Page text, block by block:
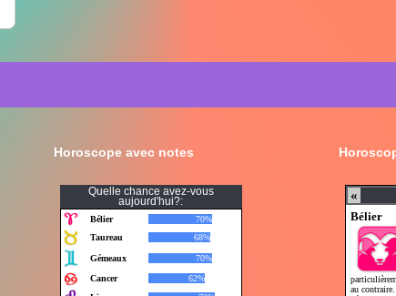
Horoscope avec notes
Quelle chance avez-vous
aujourd'hui?: